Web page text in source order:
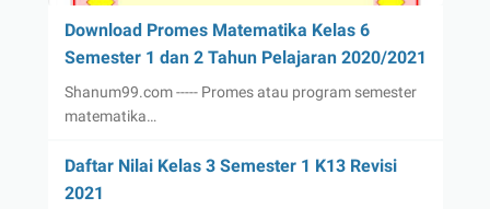
Download Promes Matematika Kelas 6
Semester 1 dan 2 Tahun Pelajaran 2020/2021
Shanum99.com ----- Promes atau program semester
matematika…
Daftar Nilai Kelas 3 Semester 1 K13 Revisi
2021